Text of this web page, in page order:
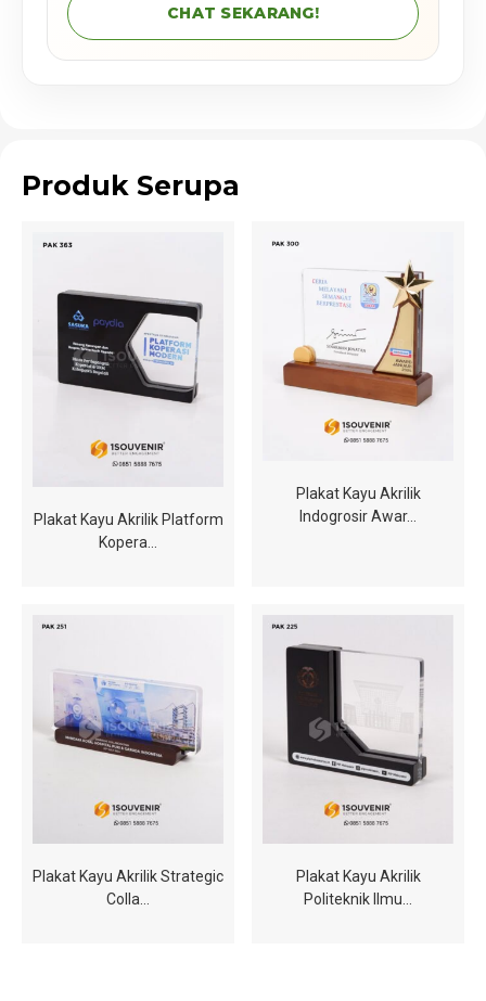
CHAT SEKARANG!
Produk Serupa
Plakat Kayu Akrilik Platform
Kopera…
Plakat Kayu Akrilik
Indogrosir Awar…
Plakat Kayu Akrilik Strategic
Colla…
Plakat Kayu Akrilik
Politeknik Ilmu…